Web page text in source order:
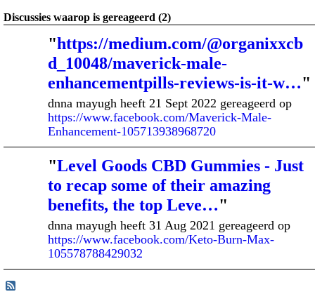
Discussies waarop is gereageerd (2)
"https://medium.com/@organixxcb
d_10048/maverick-male-
enhancementpills-reviews-is-it-w…"
dnna mayugh heeft 21 Sept 2022 gereageerd op
https://www.facebook.com/Maverick-Male-
Enhancement-105713938968720
"Level Goods CBD Gummies - Just
to recap some of their amazing
benefits, the top Leve…"
dnna mayugh heeft 31 Aug 2021 gereageerd op
https://www.facebook.com/Keto-Burn-Max-
105578788429032